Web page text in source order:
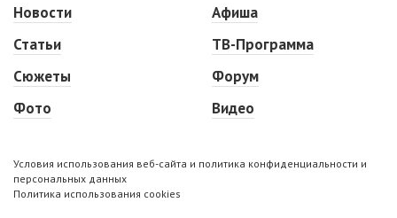
Новости
Статьи
Сюжеты
Фото
Афиша
ТВ-Программа
Форум
Видео
Условия использования веб-сайта и политика конфиденциальности и
персональных данных
Политика использования cookies